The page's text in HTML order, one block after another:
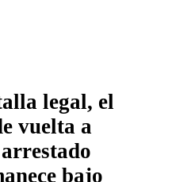
legal, el
vuelta a
bajo